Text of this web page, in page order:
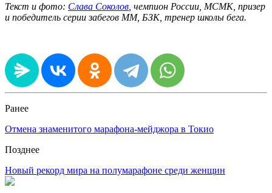
Текст и фото: Слава Соколов , чемпион России, МСМК, призер
и победитель серии забегов ММ, БЗК, тренер школы бега.
Ранее
Отмена знаменитого марафона-мейджора в Токио
Позднее
Новый рекорд мира на полумарафоне среди женщин